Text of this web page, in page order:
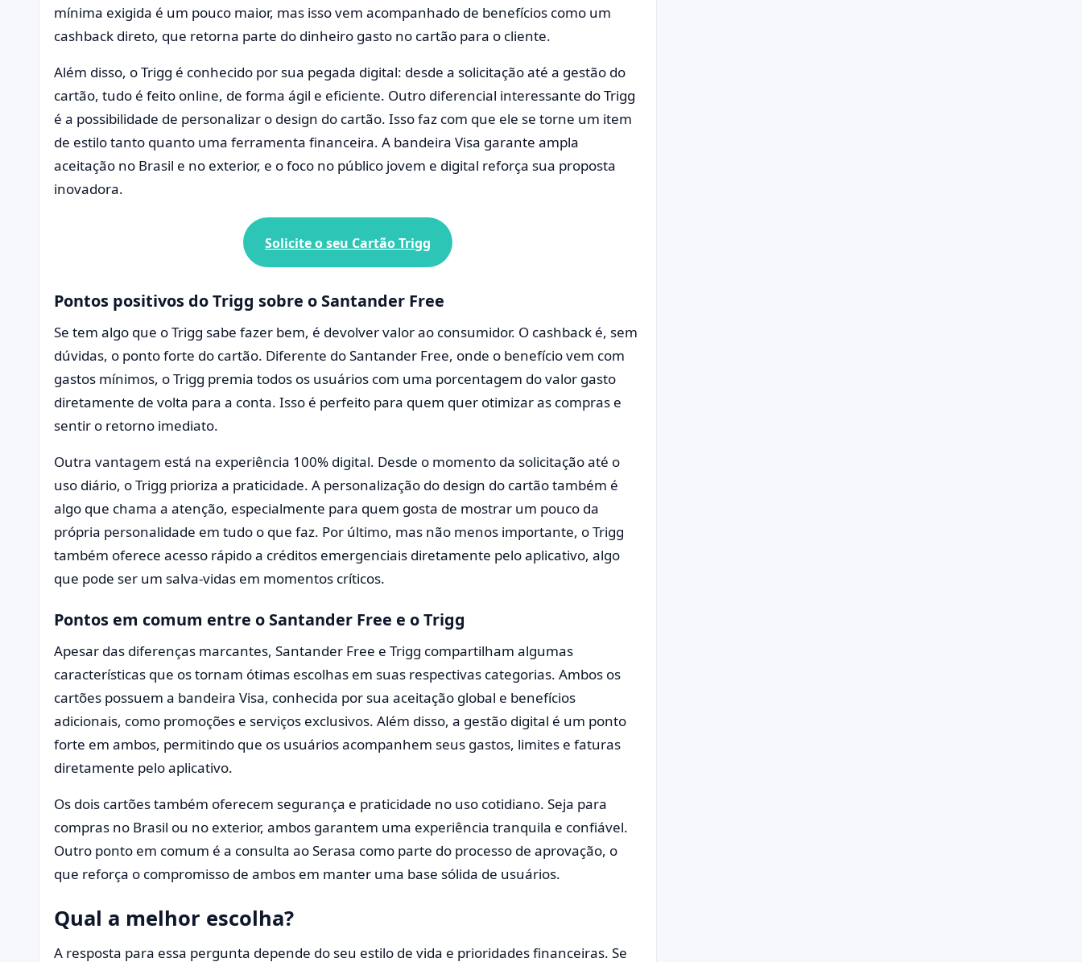
mínima exigida é um pouco maior, mas isso vem acompanhado de benefícios como um
cashback direto, que retorna parte do dinheiro gasto no cartão para o cliente.
Além disso, o Trigg é conhecido por sua pegada digital: desde a solicitação até a gestão do
cartão, tudo é feito online, de forma ágil e eficiente. Outro diferencial interessante do Trigg
é a possibilidade de personalizar o design do cartão. Isso faz com que ele se torne um item
de estilo tanto quanto uma ferramenta financeira. A bandeira Visa garante ampla
aceitação no Brasil e no exterior, e o foco no público jovem e digital reforça sua proposta
inovadora.
Solicite o seu Cartão Trigg
Pontos positivos do Trigg sobre o Santander Free
Se tem algo que o Trigg sabe fazer bem, é devolver valor ao consumidor. O cashback é, sem
dúvidas, o ponto forte do cartão. Diferente do Santander Free, onde o benefício vem com
gastos mínimos, o Trigg premia todos os usuários com uma porcentagem do valor gasto
diretamente de volta para a conta. Isso é perfeito para quem quer otimizar as compras e
sentir o retorno imediato.
Outra vantagem está na experiência 100% digital. Desde o momento da solicitação até o
uso diário, o Trigg prioriza a praticidade. A personalização do design do cartão também é
algo que chama a atenção, especialmente para quem gosta de mostrar um pouco da
própria personalidade em tudo o que faz. Por último, mas não menos importante, o Trigg
também oferece acesso rápido a créditos emergenciais diretamente pelo aplicativo, algo
que pode ser um salva-vidas em momentos críticos.
Pontos em comum entre o Santander Free e o Trigg
Apesar das diferenças marcantes, Santander Free e Trigg compartilham algumas
características que os tornam ótimas escolhas em suas respectivas categorias. Ambos os
cartões possuem a bandeira Visa, conhecida por sua aceitação global e benefícios
adicionais, como promoções e serviços exclusivos. Além disso, a gestão digital é um ponto
forte em ambos, permitindo que os usuários acompanhem seus gastos, limites e faturas
diretamente pelo aplicativo.
Os dois cartões também oferecem segurança e praticidade no uso cotidiano. Seja para
compras no Brasil ou no exterior, ambos garantem uma experiência tranquila e confiável.
Outro ponto em comum é a consulta ao Serasa como parte do processo de aprovação, o
que reforça o compromisso de ambos em manter uma base sólida de usuários.
Qual a melhor escolha?
A resposta para essa pergunta depende do seu estilo de vida e prioridades financeiras. Se